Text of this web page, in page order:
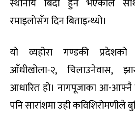
स्थानीय बिदा हुने भएकाले
रमाइलोसँग दिन बिताइन्थ्यो।
यो व्यहोरा गण्डकी प्रदेशको
आँधीखोला-२, चिलाउनेवास,
आधारित हो। नागपूजाका आ-आफ्नै
पनि सारांशमा उही कविशिरोमणीले